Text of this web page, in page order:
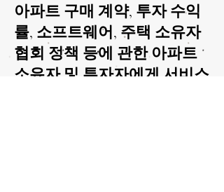
아파트 구매 계약, 투자 수익
률, 소프트웨어, 주택 소유자
협회 정책 등에 관한 아파트
소유자 및 투자자에게 서비스